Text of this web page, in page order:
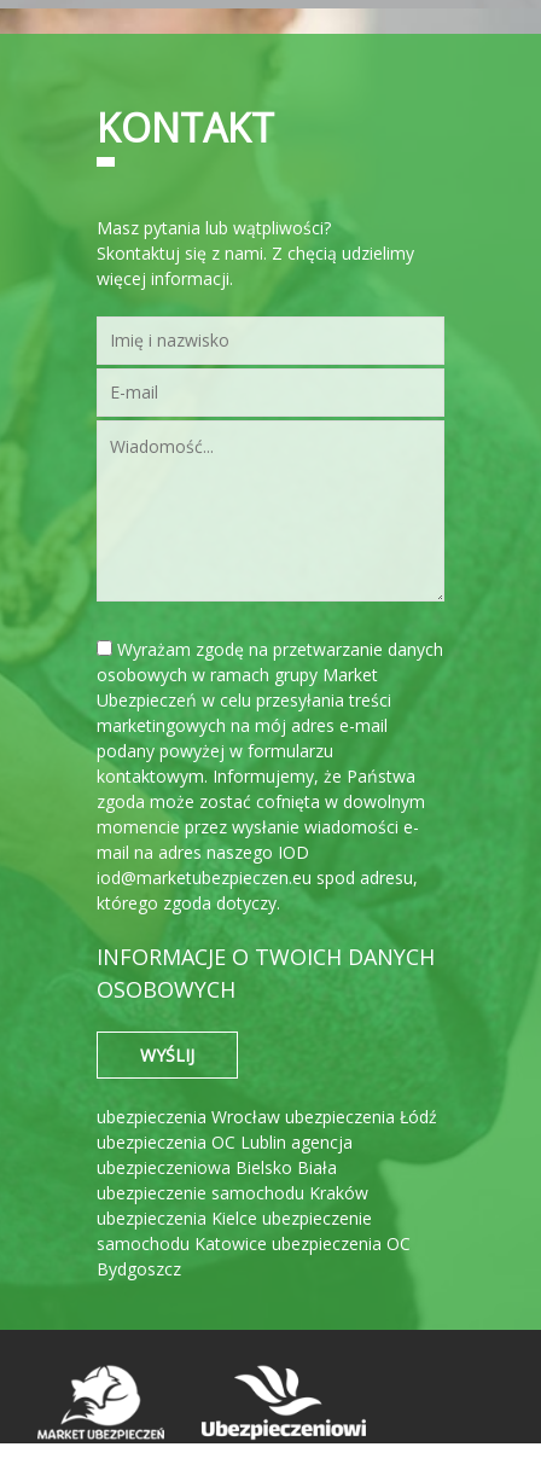
KONTAKT
Masz pytania lub wątpliwości?
Skontaktuj się z nami. Z chęcią udzielimy
więcej informacji.
Wyrażam zgodę na przetwarzanie danych
osobowych w ramach grupy Market
Ubezpieczeń w celu przesyłania treści
marketingowych na mój adres e-mail
podany powyżej w formularzu
kontaktowym. Informujemy, że Państwa
zgoda może zostać cofnięta w dowolnym
momencie przez wysłanie wiadomości e-
mail na adres naszego IOD
iod@marketubezpieczen.eu spod adresu,
którego zgoda dotyczy.
INFORMACJE O TWOICH DANYCH
OSOBOWYCH
ubezpieczenia Wrocław ubezpieczenia Łódź
ubezpieczenia OC Lublin agencja
ubezpieczeniowa Bielsko Biała
ubezpieczenie samochodu Kraków
ubezpieczenia Kielce ubezpieczenie
samochodu Katowice ubezpieczenia OC
Bydgoszcz